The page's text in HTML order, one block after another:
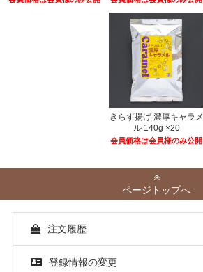
きらず揚げ 濃厚キャラメ
ル 140g ×20
会員価格は会員様のみ公開
ページトップへ
注文履歴
登録情報の変更